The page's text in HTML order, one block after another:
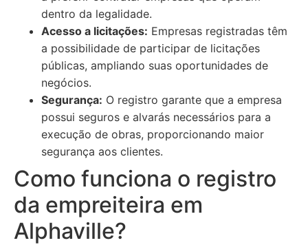
dentro da legalidade.
Acesso a licitações: Empresas registradas têm
a possibilidade de participar de licitações
públicas, ampliando suas oportunidades de
negócios.
Segurança: O registro garante que a empresa
possui seguros e alvarás necessários para a
execução de obras, proporcionando maior
segurança aos clientes.
Como funciona o registro
da empreiteira em
Alphaville?